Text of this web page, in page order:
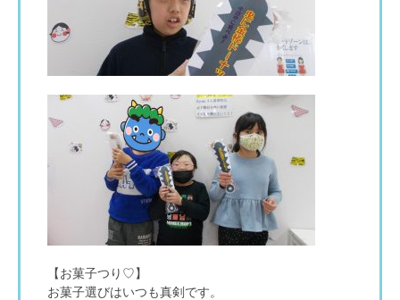
【お菓子つり♡】
お菓子選びはいつも真剣です。